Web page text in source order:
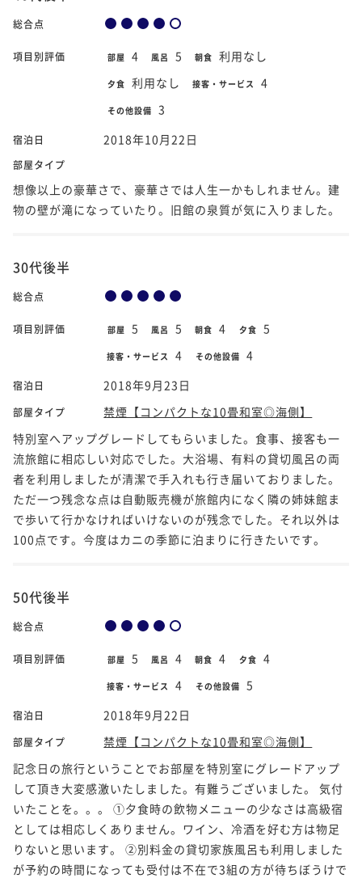
総合点
項目別評価 部屋 4 風呂 5 朝食 利用なし
夕食 利用なし 接客・サービス 4
その他設備 3
宿泊日 2018年10月22日
部屋タイプ
想像以上の豪華さで、豪華さでは人生一かもしれません。建
物の壁が滝になっていたり。旧館の泉質が気に入りました。
30代後半
総合点
項目別評価 部屋 5 風呂 5 朝食 4 夕食 5
接客・サービス 4 その他設備 4
宿泊日 2018年9月23日
部屋タイプ
禁煙【コンパクトな10畳和室◎海側】
特別室へアップグレードしてもらいました。食事、接客も一
流旅館に相応しい対応でした。大浴場、有料の貸切風呂の両
者を利用しましたが清潔で手入れも行き届いておりました。
ただ一つ残念な点は自動販売機が旅館内になく隣の姉妹館ま
で歩いて行かなければいけないのが残念でした。それ以外は
100点です。今度はカニの季節に泊まりに行きたいです。
50代後半
総合点
項目別評価 部屋 5 風呂 4 朝食 4 夕食 4
接客・サービス 4 その他設備 5
宿泊日 2018年9月22日
部屋タイプ
禁煙【コンパクトな10畳和室◎海側】
記念日の旅行ということでお部屋を特別室にグレードアップ
して頂き大変感激いたしました。有難うございました。 気付
いたことを。。。 ①夕食時の飲物メニューの少なさは高級宿
としては相応しくありません。ワイン、冷酒を好む方は物足
りないと思います。 ②別料金の貸切家族風呂も利用しました
が予約の時間になっても受付は不在で3組の方が待ちぼうけで